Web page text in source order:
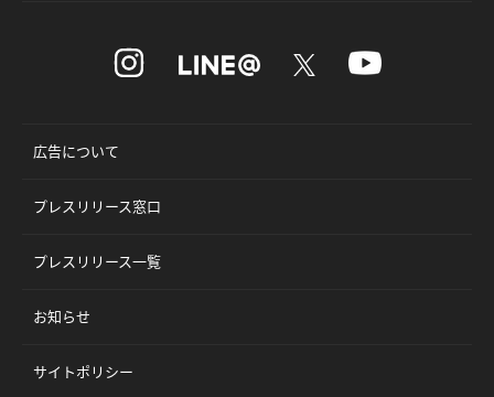
広告について
プレスリリース窓口
プレスリリース一覧
お知らせ
サイトポリシー